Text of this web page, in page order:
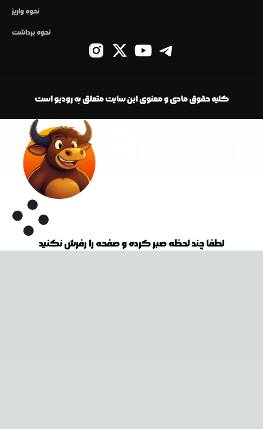
نحوه واریز
نحوه برداشت
کلیه حقوق مادی و معنوی این سایت متعلق به رودیو است
لطفا چند لحظه صبر کرده و صفحه را رفرش نکنید